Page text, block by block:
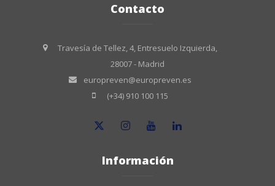
Contacto
Travesía de Tellez, 4, Entresuelo Izquierda,
28007 - Madrid
europreven@europreven.es
(+34) 910 100 115
Información